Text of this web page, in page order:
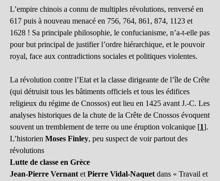
L’empire chinois a connu de multiples révolutions, renversé en
617 puis à nouveau menacé en 756, 764, 861, 874, 1123 et
1628 ! Sa principale philosophie, le confucianisme, n’a-t-elle pas
pour but principal de justifier l’ordre hiérarchique, et le pouvoir
royal, face aux contradictions sociales et politiques violentes.
La révolution contre l’Etat et la classe dirigeante de l’île de Crête
(qui détruisit tous les bâtiments officiels et tous les édifices
religieux du régime de Cnossos) eut lieu en 1425 avant J.-C. Les
analyses historiques de la chute de la Crête de Cnossos évoquent
souvent un tremblement de terre ou une éruption volcanique [1].
L’historien Moses Finley, peu suspect de voir partout des
révolutions
Lutte de classe en Grèce
Jean-Pierre Vernant et Pierre Vidal-Naquet dans « Travail et